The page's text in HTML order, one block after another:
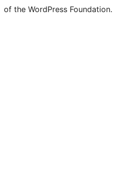
of the WordPress Foundation.